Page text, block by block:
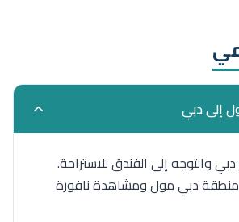
والتوجه إلى الفندق للاستراحة.
دبي مول ومشاهدة نافورة